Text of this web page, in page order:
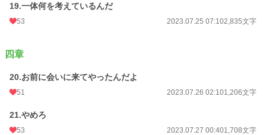
19.一体何を考えているんだ
53 2023.07.25 07:102,835文字
四章
20.お前に会いに来てやったんだよ
51 2023.07.26 02:101,206文字
21.やめろ
53 2023.07.27 00:401,708文字